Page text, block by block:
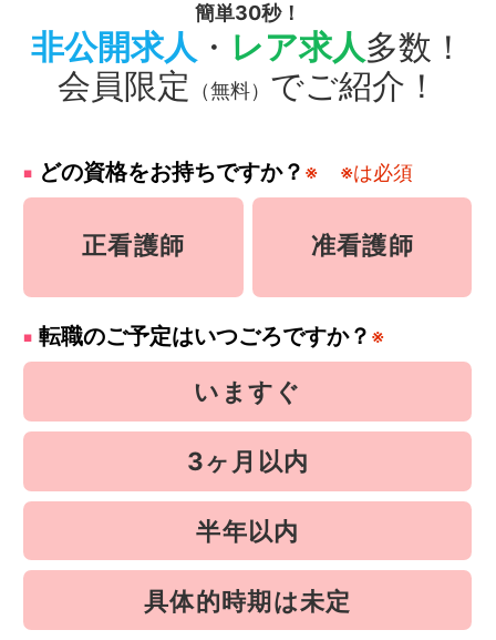
簡単30秒！
非公開求人 ・ レア求人多数！
会員限定
（無料） でご紹介！
どの資格をお持ちですか？ ※ ※は必須
正看護師 准看護師
転職のご予定はいつごろですか？ ※
いますぐ
3ヶ月以内
半年以内
具体的時期は未定